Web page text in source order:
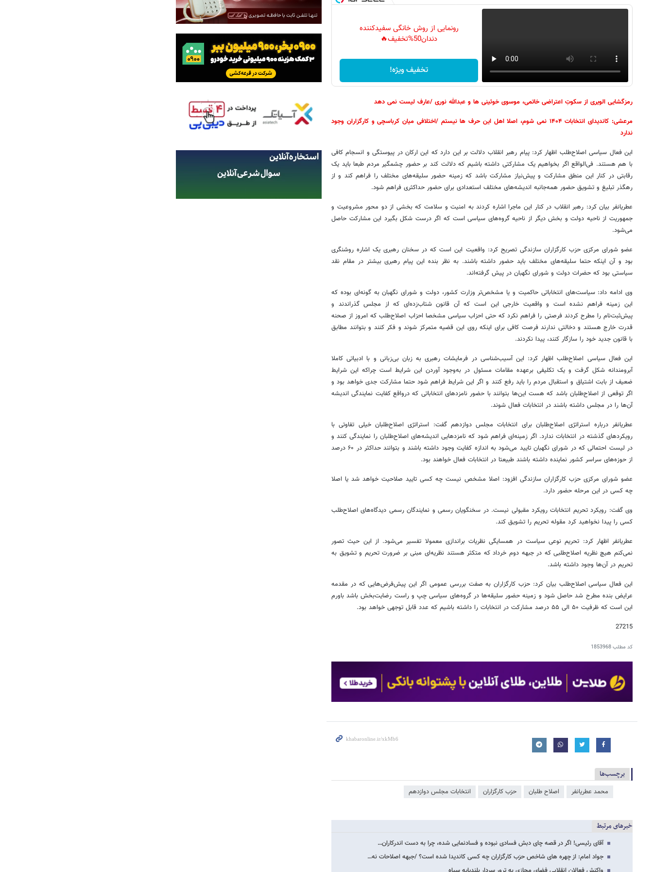
رونمایی از روش خانگی سفیدکننده
دندان50%تخفیف🔥
تخفیف ویژه!
رمزگشایی الویری از سکوتِ اعتراضی خاتمی، موسوی خوئینی ها و عبدالله نوری /عارف لیست نمی دهد
مرعشی: کاندیدای انتخابات ۱۴۰۴ نمی شوم، اصلا اهل این حرف ها نیستم /اختلافی میان کرباسچی و کارگزاران وجود
ندارد
این فعال سیاسی اصلاح‌طلب اظهار کرد: پیام رهبر انقلاب دلالت بر این دارد که این ارکان در پیوستگی و انسجام کافی
با هم هستند. فی‌الواقع اگر بخواهیم یک مشارکتی داشته باشیم که دلالت کند بر حضور چشمگیر مردم طبعا باید یک
رقابتی در کنار این منطق مشارکت و پیش‌نیاز مشارکت باشد که زمینه حضور سلیقه‌های مختلف را فراهم کند و از
رهگذر تبلیغ و تشویق حضور همه‌جانبه اندیشه‌های مختلف استعدادی برای حضور حداکثری فراهم شود.
عطریانفر بیان کرد: رهبر انقلاب در کنار این ماجرا اشاره کردند به امنیت و سلامت که بخشی از دو محور مشروعیت و
جمهوریت از ناحیه دولت و بخش دیگر از ناحیه گروه‌های سیاسی است که اگر درست شکل بگیرد این مشارکت حاصل
می‌شود.
عضو شورای مرکزی حزب کارگزاران سازندگی تصریح کرد: واقعیت این است که در سخنان رهبری یک اشاره روشنگری
بود و آن اینکه حتما سلیقه‌های مختلف باید حضور داشته باشند. به نظر بنده این پیام رهبری بیشتر در مقام نقد
سیاستی بود که حضرات دولت و شورای نگهبان در پیش گرفته‌اند.
وی ادامه داد: سیاست‌های انتخاباتی حاکمیت و یا مشخص‌تر وزارت کشور، دولت و شورای نگهبان به گونه‌ای بوده که
این زمینه فراهم نشده است و واقعیت خارجی این است که آن قانون شتاب‌زده‌ای که از مجلس گذراندند و
پیش‌ثبت‌نام را مطرح کردند فرصتی را فراهم نکرد که حتی احزاب سیاسی مشخصا احزاب اصلاح‌طلب که امروز از صحنه
قدرت خارج هستند و دخالتی ندارند فرصت کافی برای اینکه روی این قضیه متمرکز شوند و فکر کنند و بتوانند مطابق
با قانون جدید خود را سازگار کنند، پیدا نکردند.
این فعال سیاسی اصلاح‌طلب اظهار کرد: این آسیب‌شناسی در فرمایشات رهبری به زبان بی‌زبانی و با ادبیاتی کاملا
آبرومندانه شکل گرفت و یک تکلیفی برعهده مقامات مسئول در به‌وجود آوردن این شرایط است چراکه این شرایط
ضعیف از بابت اشتیاق و استقبال مردم را باید رفع کنند و اگر این شرایط فراهم شود حتما مشارکت جدی خواهد بود و
اگر توقعی از اصلاح‌طلبان باشد که هست این‌ها بتوانند با حضور نامزدهای انتخاباتی که درواقع کفایت نمایندگی اندیشه
آن‌ها را در مجلس داشته باشند در انتخابات فعال شوند.
عطریانفر درباره استراتژی اصلاح‌طلبان برای انتخابات مجلس دوازدهم گفت: استراتژی اصلاح‌طلبان خیلی تفاوتی با
رویکردهای گذشته در انتخابات ندارد. اگر زمینه‌ای فراهم شود که نامزدهایی اندیشه‌های اصلاح‌طلبان را نمایندگی کنند و
در لیست احتمالی که در شورای نگهبان تایید می‌شود به اندازه کفایت وجود داشته باشند و بتوانند حداکثر در ۶۰ درصد
از حوزه‌های سراسر کشور نماینده داشته باشند طبیعتا در انتخابات فعال خواهند بود.
عضو شورای مرکزی حزب کارگزاران سازندگی افزود: اصلا مشخص نیست چه کسی تایید صلاحیت خواهد شد یا اصلا
چه کسی در این مرحله حضور دارد.
وی گفت: رویکرد تحریم انتخابات رویکرد مقبولی نیست. در سخنگویان رسمی و نمایندگان رسمی دیدگاه‌های اصلاح‌طلب
کسی را پیدا نخواهید کرد مقوله تحریم را تشویق کند.
عطریانفر اظهار کرد: تحریم نوعی سیاست در همسایگی نظریات براندازی معمولا تفسیر می‌شود. از این حیث تصور
نمی‌کنم هیچ نظریه اصلاح‌طلبی که در جبهه دوم خرداد که متکثر هستند نظریه‌ای مبنی بر ضرورت تحریم و تشویق به
تحریم در آن‌ها وجود داشته باشد.
این فعال سیاسی اصلاح‌طلب بیان کرد: حزب کارگزاران به صفت بررسی عمومی اگر این پیش‌فرض‌هایی که در مقدمه
عرایض بنده مطرح شد حاصل شود و زمینه حضور سلیقه‌ها در گروه‌های سیاسی چپ و راست رضایت‌بخش باشد باورم
این است که ظرفیت ۵۰ الی ۵۵ درصد مشارکت در انتخابات را داشته باشیم که عدد قابل توجهی خواهد بود.
27215
کد مطلب1853968
برچسب‌ها
محمد عطریانفر اصلاح طلبان حزب کارگزاران انتخابات مجلس دوازدهم
خبرهای مرتبط
آقای رئیسی! اگر در قصه چای دبش فسادی نبوده و فسادنمایی شده، چرا به دست اندرکاران…
جواد امام: از چهره های شاخص حزب کارگزاران چه کسی کاندیدا شده است؟ /جبهه اصلاحات نه…